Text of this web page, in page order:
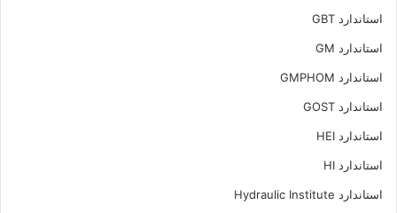
استاندارد GBT
استاندارد GM
استاندارد GMPHOM
استاندارد GOST
استاندارد HEI
استاندارد HI
استاندارد Hydraulic Institute